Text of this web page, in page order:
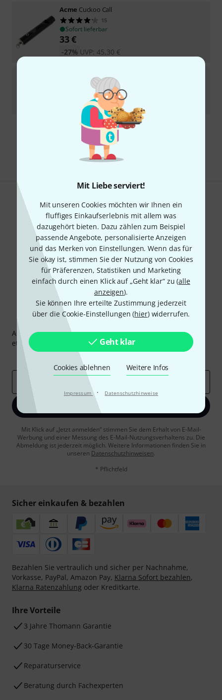
Mit Liebe serviert!
Mit unseren Cookies möchten wir Ihnen ein
fluffiges Einkaufserlebnis mit allem was
dazugehört bieten. Dazu zählen zum Beispiel
passende Angebote, personalisierte Anzeigen
und das Merken von Einstellungen. Wenn das für
Sie okay ist, stimmen Sie der Nutzung von Cookies
für Präferenzen, Statistiken und Marketing
einfach durch einen Klick auf „Geht klar“ zu (alle
anzeigen).
Sie können Ihre erteilte Zustimmung jederzeit
über die Cookie-Einstellungen (hier) widerrufen.
Geht klar
Cookies ablehnen Weitere Infos
Impressum · Datenschutzhinweise
Acme Cuckoo Call
15
Sofort lieferbar
33€
UVP: 45,30 €
-27%
Sofort lieferbar
€
Kostenloser Versand ab 29 €
Alle Preise inkl. MwSt.
Gefällt Ihnen, was Sie sehen?
Teilen Hilfe & Feedback
Thomann Newsletter
Abonniere den Thomann Newsletter und gewinne mit
etwas Glück einen von 50 Gutscheinen 50€
Inspirierende Beiträge
Jetzt anmelden
Mit Klick auf „Jetzt anmelden“ stimmen Sie dem Erhalt von E-Mail-
Werbung und einer Messung des E-Mail-Nutzungsverhaltens zu. Die
Abmeldung ist jederzeit möglich. Weitere Informationen finden Sie in
unseren Datenschutzhinweisen.
* Pflichtfeld
Sicher einkaufen & bezahlen
Bezahlen Sie vertraulich und sicher per Nachnahme,
Vorkasse, PayPal, Amazon Pay, Klarna Sofort bezahlen,
Klarna Ratenzahlung oder Kreditkarte.
Ihre Vorteile
3 Jahre Thomann Garantie
30 Tage Money-Back-Garantie
Reparaturservice
Beratung durch Fachexperten